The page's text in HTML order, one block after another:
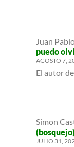
Juan
puedo
AGOSTO 7,
El autor
Simon
JULIO 31,